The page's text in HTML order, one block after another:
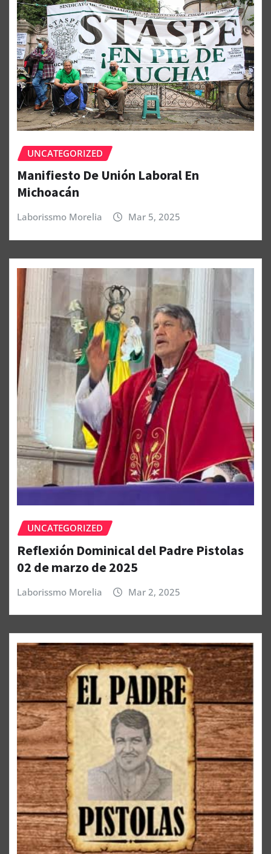
UNCATEGORIZED
Manifiesto De Unión Laboral En
Michoacán
Laborissmo Morelia Mar 5, 2025
UNCATEGORIZED
Reflexión Dominical del Padre Pistolas
02 de marzo de 2025
Laborissmo Morelia Mar 2, 2025